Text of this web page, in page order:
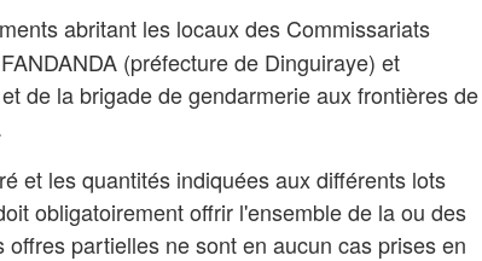
abritant les locaux des Commissariats
(préfecture de Dinguiraye) et
de la brigade de gendarmerie aux frontières de
et les quantités indiquées aux différents lots
obligatoirement offrir l'ensemble de la ou des
partielles ne sont en aucun cas prises en